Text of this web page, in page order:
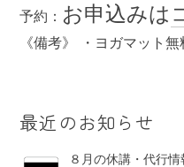
予約： お申込みは
《備考》 ・ヨガマット無
最近のお知らせ
８月の休講・代行情